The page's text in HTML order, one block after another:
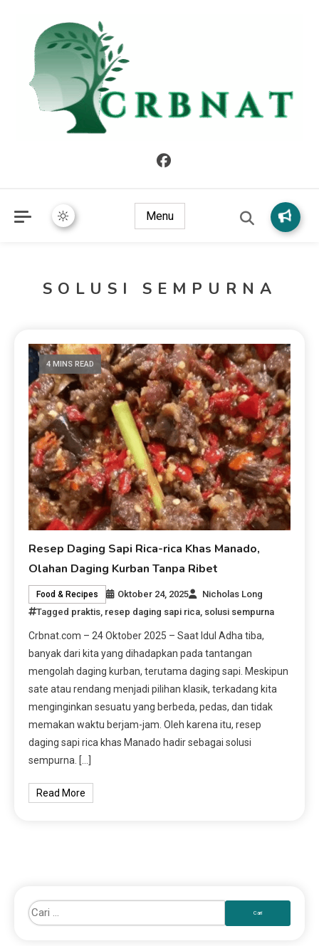
Menu
SOLUSI SEMPURNA
4 MINS READ
Resep Daging Sapi Rica-rica Khas Manado,
Olahan Daging Kurban Tanpa Ribet
Food & Recipes Oktober 24, 2025
Nicholas Long
Tagged praktis resep daging sapi rica solusi sempurna
Crbnat.com – 24 Oktober 2025 – Saat Idul Adha tiba,
banyak dari kita yang dihadapkan pada tantangan
mengolah daging kurban, terutama daging sapi. Meskipun
sate atau rendang menjadi pilihan klasik, terkadang kita
menginginkan sesuatu yang berbeda, pedas, dan tidak
memakan waktu berjam-jam. Oleh karena itu, resep
daging sapi rica khas Manado hadir sebagai solusi
sempurna. […]
Read More